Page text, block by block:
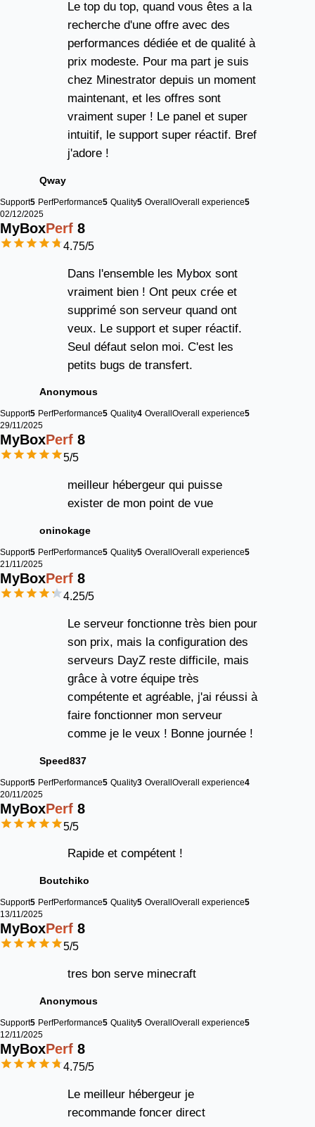
Le top du top, quand vous êtes a la
recherche d'une offre avec des
performances dédiée et de qualité à
prix modeste. Pour ma part je suis
chez Minestrator depuis un moment
maintenant, et les offres sont
vraiment super ! Le panel et super
intuitif, le support super réactif. Bref
j'adore !
Qway
Support5 PerfPerformance5 Quality5 OverallOverall experience5
02/12/2025
MyBoxPerf 8
4.75/5
Dans l'ensemble les Mybox sont
vraiment bien ! Ont peux crée et
supprimé son serveur quand ont
veux. Le support et super réactif.
Seul défaut selon moi. C'est les
petits bugs de transfert.
Anonymous
Support5 PerfPerformance5 Quality4 Overall Overall experience5
29/11/2025
MyBoxPerf 8
5/5
meilleur hébergeur qui puisse
exister de mon point de vue
oninokage
Support5 PerfPerformance5 Quality5 Overall Overall experience5
21/11/2025
MyBoxPerf 8
4.25/5
Le serveur fonctionne très bien pour
son prix, mais la configuration des
serveurs DayZ reste difficile, mais
grâce à votre équipe très
compétente et agréable, j'ai réussi à
faire fonctionner mon serveur
comme je le veux ! Bonne journée !
Speed837
Support5 PerfPerformance5 Quality3 OverallOverall experience4
20/11/2025
MyBoxPerf 8
5/5
Rapide et compétent !
Boutchiko
Support5 PerfPerformance5 Quality5 Overall Overall experience5
13/11/2025
MyBoxPerf 8
5/5
tres bon serve minecraft
Anonymous
Support5 PerfPerformance5 Quality5 OverallOverall experience5
12/11/2025
MyBoxPerf 8
4.75/5
Le meilleur hébergeur je
recommande foncer direct